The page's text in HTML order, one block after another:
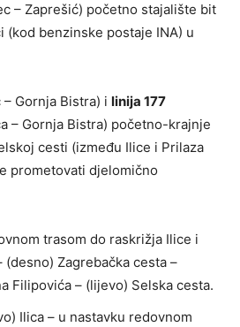
– Zaprešić) početno stajalište bit
(kod benzinske postaje INA) u
Gornja Bistra) i linija 177
– Gornja Bistra) početno-krajnje
cesti (između Ilice i Prilaza
prometovati djelomično
trasom do raskrižja Ilice i
(desno) Zagrebačka cesta –
Filipovića – (lijevo) Selska cesta.
Ilica – u nastavku redovnom